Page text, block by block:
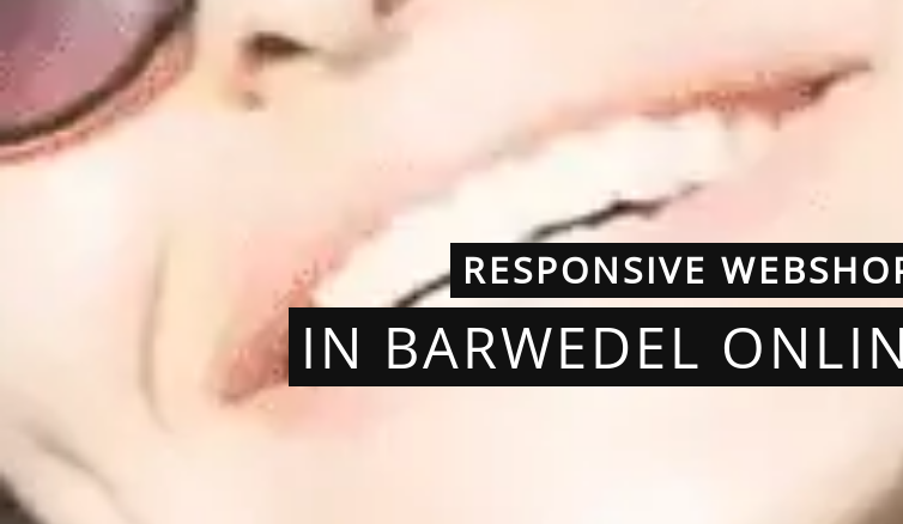
RESPONSIVE
IN BARWEDEL